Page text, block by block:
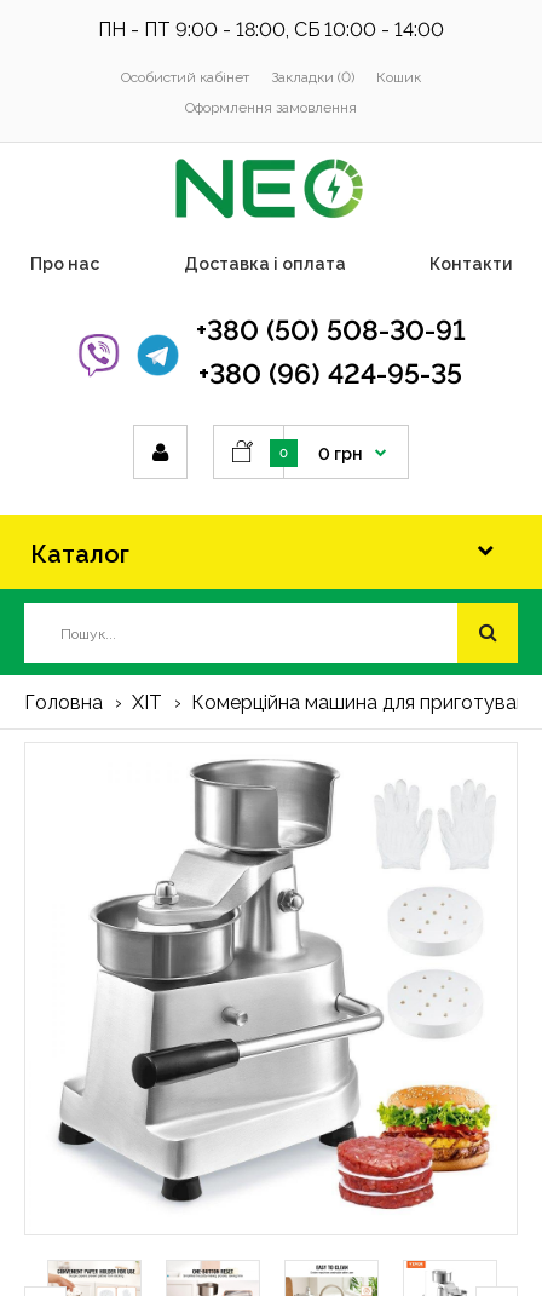
ПН - ПТ 9:00 - 18:00, СБ 10:00 - 14:00
Особистий кабінет Закладки (0)
Кошик
Оформлення замовлення
Про нас Доставка і оплата Контакти
+380 (50) 508-30-91
+380 (96) 424-95-35
0 0 грн
Каталог
Головна ХІТ Комерційна машина для